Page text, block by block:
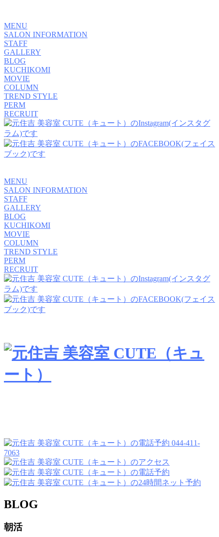
MENU
SALON INFORMATION
STAFF
GALLERY
BLOG
KUCHIKOMI
MOVIE
COLUMN
TREND STYLE
PERM
RECRUIT
MENU
SALON INFORMATION
STAFF
GALLERY
BLOG
KUCHIKOMI
MOVIE
COLUMN
TREND STYLE
PERM
RECRUIT
044-411-
7063
BLOG
朝活